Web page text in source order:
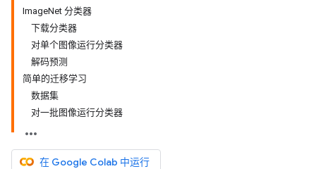
ImageNet 分类器
下载分类器
对单个图像运行分类器
解码预测
简单的迁移学习
数据集
对一批图像运行分类器
在 Google Colab 中运行